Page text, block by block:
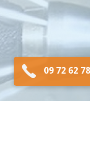
09 72 62